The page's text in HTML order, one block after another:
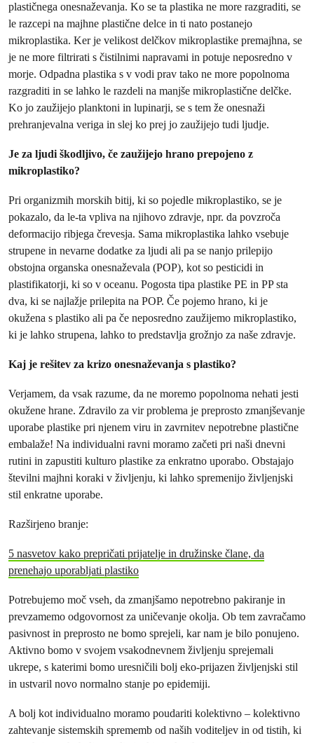
plastičnega onesnaževanja. Ko se ta plastika ne more razgraditi, se
le razcepi na majhne plastične delce in ti nato postanejo
mikroplastika. Ker je velikost delčkov mikroplastike premajhna, se
je ne more filtrirati s čistilnimi napravami in potuje neposredno v
morje. Odpadna plastika s v vodi prav tako ne more popolnoma
razgraditi in se lahko le razdeli na manjše mikroplastične delčke.
Ko jo zaužijejo planktoni in lupinarji, se s tem že onesnaži
prehranjevalna veriga in slej ko prej jo zaužijejo tudi ljudje.
Je za ljudi škodljivo, če zaužijejo hrano prepojeno z
mikroplastiko?
Pri organizmih morskih bitij, ki so pojedle mikroplastiko, se je
pokazalo, da le-ta vpliva na njihovo zdravje, npr. da povzroča
deformacijo ribjega črevesja. Sama mikroplastika lahko vsebuje
strupene in nevarne dodatke za ljudi ali pa se nanjo prilepijo
obstojna organska onesnaževala (POP), kot so pesticidi in
plastifikatorji, ki so v oceanu. Pogosta tipa plastike PE in PP sta
dva, ki se najlažje prilepita na POP. Če pojemo hrano, ki je
okužena s plastiko ali pa če neposredno zaužijemo mikroplastiko,
ki je lahko strupena, lahko to predstavlja grožnjo za naše zdravje.
Kaj je rešitev za krizo onesnaževanja s plastiko?
Verjamem, da vsak razume, da ne moremo popolnoma nehati jesti
okužene hrane. Zdravilo za vir problema je preprosto zmanjševanje
uporabe plastike pri njenem viru in zavrnitev nepotrebne plastične
embalaže! Na individualni ravni moramo začeti pri naši dnevni
rutini in zapustiti kulturo plastike za enkratno uporabo. Obstajajo
številni majhni koraki v življenju, ki lahko spremenijo življenjski
stil enkratne uporabe.
Razširjeno branje:
5 nasvetov kako prepričati prijatelje in družinske člane, da
prenehajo uporabljati plastiko
Potrebujemo moč vseh, da zmanjšamo nepotrebno pakiranje in
prevzamemo odgovornost za uničevanje okolja. Ob tem zavračamo
pasivnost in preprosto ne bomo sprejeli, kar nam je bilo ponujeno.
Aktivno bomo v svojem vsakodnevnem življenju sprejemali
ukrepe, s katerimi bomo uresničili bolj eko-prijazen življenjski stil
in ustvaril novo normalno stanje po epidemiji.
A bolj kot individualno moramo poudariti kolektivno – kolektivno
zahtevanje sistemskih sprememb od naših voditeljev in od tistih, ki